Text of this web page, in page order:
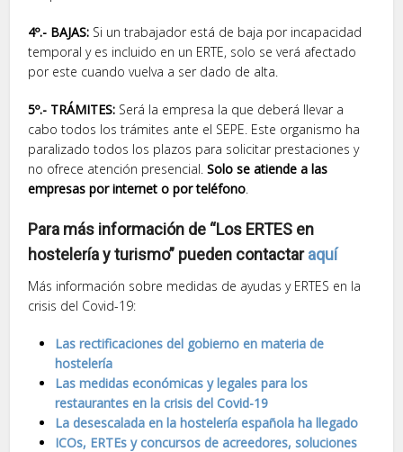
4º.- BAJAS: Si un trabajador está de baja por incapacidad
temporal y es incluido en un ERTE, solo se verá afectado
por este cuando vuelva a ser dado de alta.
5º.- TRÁMITES: Será la empresa la que deberá llevar a
cabo todos los trámites ante el SEPE. Este organismo ha
paralizado todos los plazos para solicitar prestaciones y
no ofrece atención presencial.Solo se atiende a las
empresas por internet o por teléfono
Para más información de “Los ERTES en
hostelería y turismo” pueden contactaraquí
Más información sobre medidas de ayudas y ERTES en la
crisis del Covid-19:
Las rectificaciones del gobierno en materia de
hostelería
Las medidas económicas y legales para los
restaurantes en la crisis del Covid-19
La desescalada en la hostelería española ha llegado
ICOs, ERTEs y concursos de acreedores, soluciones